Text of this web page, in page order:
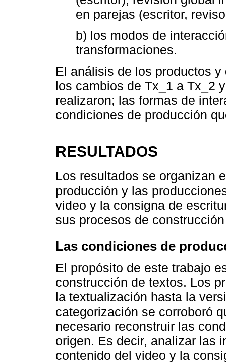
en parejas (escritor,
b) los modos de
transformaciones.
El análisis de los productos
los cambios de Tx_1 a Tx_2
realizaron; las formas de
condiciones de producción
RESULTADOS
Los resultados se organizan
producción y las
video y la consigna de
sus procesos de
Las condiciones de
El propósito de este trabajo
construcción de textos. Los
la textualización hasta la
categorización se corroboró
necesario reconstruir las
origen. Es decir, analizar las
contenido del video y la